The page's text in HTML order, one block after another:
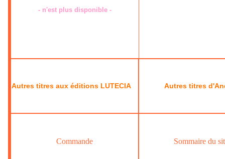
- n'est plus disponible -
Autres titres aux éditions LUTECIA Autres titres
Commande Sommaire du